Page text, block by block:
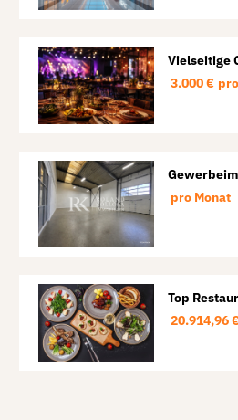
Vielseitige
und Events.
3.000 €
pro Monat
Top
20.914,96